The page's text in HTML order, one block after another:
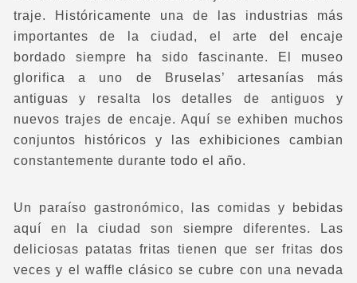
traje. Históricamente una de las industrias más
importantes de la ciudad, el arte del encaje
bordado siempre ha sido fascinante. El museo
glorifica a uno de Bruselas’ artesanías más
antiguas y resalta los detalles de antiguos y
nuevos trajes de encaje. Aquí se exhiben muchos
conjuntos históricos y las exhibiciones cambian
constantemente durante todo el año.
Un paraíso gastronómico, las comidas y bebidas
aquí en la ciudad son siempre diferentes. Las
deliciosas patatas fritas tienen que ser fritas dos
veces y el waffle clásico se cubre con una nevada